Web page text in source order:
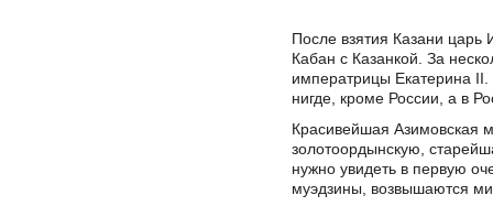
После взятия Казани
Кабан с Казанкой. За
императрицы Екатерина II.
нигде, кроме России, а в
Красивейшая Азимовская
золотоордынскую,
нужно увидеть в первую
муэдзины, возвышаются